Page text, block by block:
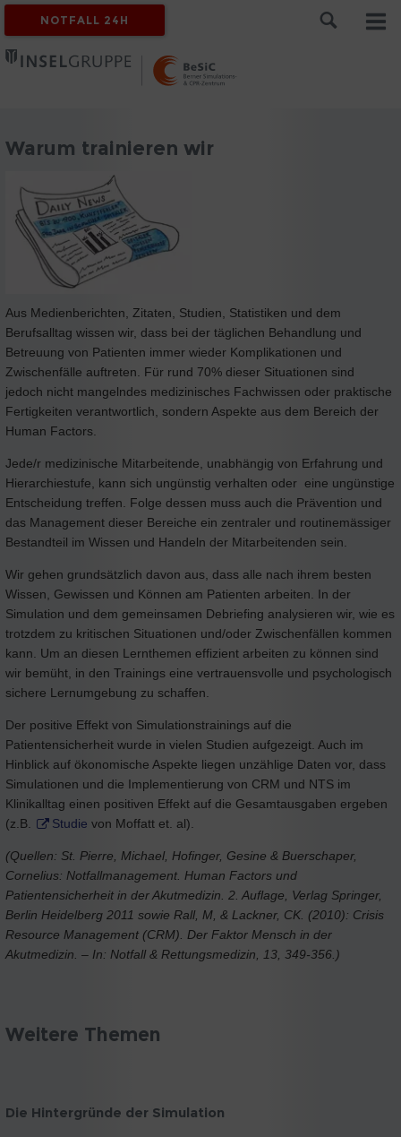
NOTFALL 24H
Warum trainieren wir
Aus Medienberichten, Zitaten, Studien, Statistiken und dem
Berufsalltag wissen wir, dass bei der täglichen Behandlung und
Betreuung von Patienten immer wieder Komplikationen und
Zwischenfälle auftreten. Für rund 70% dieser Situationen sind
jedoch nicht mangelndes medizinisches Fachwissen oder praktische
Fertigkeiten verantwortlich, sondern Aspekte aus dem Bereich der
Human Factors.
Jede/r medizinische Mitarbeitende, unabhängig von Erfahrung und
Hierarchiestufe, kann sich ungünstig verhalten oder eine ungünstige
Entscheidung treffen. Folge dessen muss auch die Prävention und
das Management dieser Bereiche ein zentraler und routinemässiger
Bestandteil im Wissen und Handeln der Mitarbeitenden sein.
Wir gehen grundsätzlich davon aus, dass alle nach ihrem besten
Wissen, Gewissen und Können am Patienten arbeiten. In der
Simulation und dem gemeinsamen Debriefing analysieren wir, wie es
trotzdem zu kritischen Situationen und/oder Zwischenfällen kommen
kann. Um an diesen Lernthemen effizient arbeiten zu können sind
wir bemüht, in den Trainings eine vertrauensvolle und psychologisch
sichere Lernumgebung zu schaffen.
Der positive Effekt von Simulationstrainings auf die
Patientensicherheit wurde in vielen Studien aufgezeigt. Auch im
Hinblick auf ökonomische Aspekte liegen unzählige Daten vor, dass
Simulationen und die Implementierung von CRM und NTS im
Klinikalltag einen positiven Effekt auf die Gesamtausgaben ergeben
(z.B.
Studie von Moffatt et. al).
(Quellen: St. Pierre, Michael, Hofinger, Gesine & Buerschaper,
Cornelius: Notfallmanagement. Human Factors und
Patientensicherheit in der Akutmedizin. 2. Auflage, Verlag Springer,
Berlin Heidelberg 2011 sowie Rall, M, & Lackner, CK. (2010): Crisis
Resource Management (CRM). Der Faktor Mensch in der
Akutmedizin. – In: Notfall & Rettungsmedizin, 13, 349-356.)
Weitere Themen
Die Hintergründe der Simulation